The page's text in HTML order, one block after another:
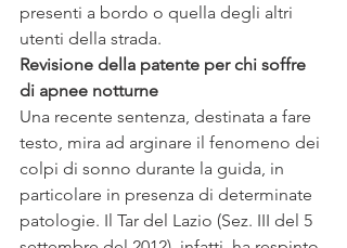
presenti a bordo o quella degli altri
utenti della strada.
Revisione della patente per chi soffre
di apnee notturne
Una recente sentenza, destinata a fare
testo, mira ad arginare il fenomeno dei
colpi di sonno durante la guida, in
particolare in presenza di determinate
patologie. Il Tar del Lazio (Sez. III del 5